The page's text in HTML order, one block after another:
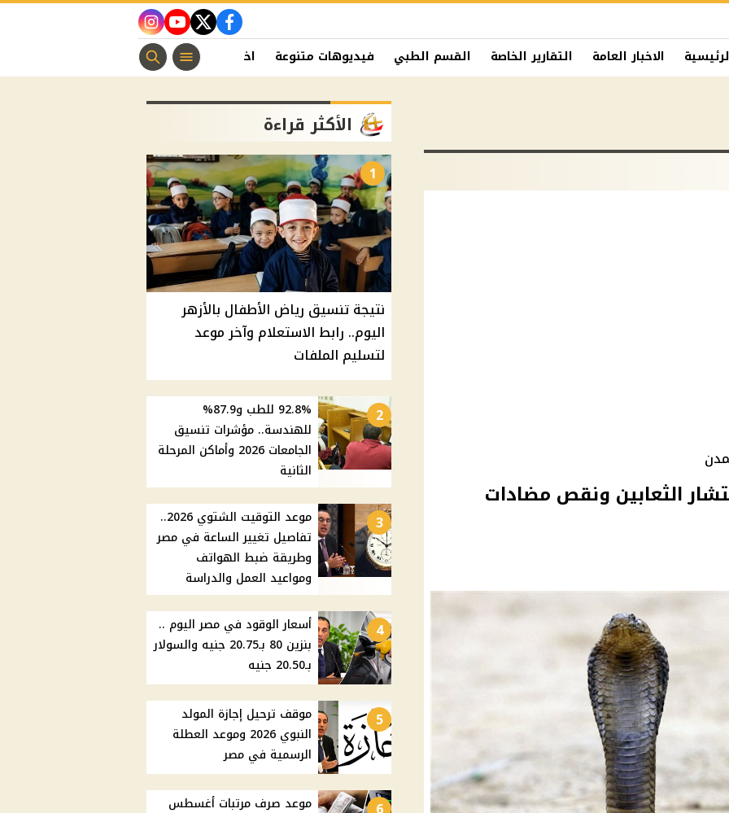
facebook
twitter
youtube
instagram
الاخبار العامة التقارير الخاصة القسم الطبي فيديوهات متنوعة اخبار الفن منوعات مسيحية
الثعابين ونقص مضادات
الأكثر قراءة
1
نتيجة تنسيق رياض الأطفال بالأزهر
اليوم.. رابط الاستعلام وآخر موعد
لتسليم الملفات
2
92.8% للطب و87.9%
للهندسة.. مؤشرات تنسيق
الجامعات 2026 وأماكن المرحلة
الثانية
3
موعد التوقيت الشتوي 2026..
تفاصيل تغيير الساعة في مصر
وطريقة ضبط الهواتف
ومواعيد العمل والدراسة
4
أسعار الوقود في مصر اليوم ..
بنزين 80 بـ20.75 جنيه والسولار
بـ20.50 جنيه
5
موقف ترحيل إجازة المولد
النبوي 2026 وموعد العطلة
الرسمية في مصر
موعد صرف مرتبات أغسطس